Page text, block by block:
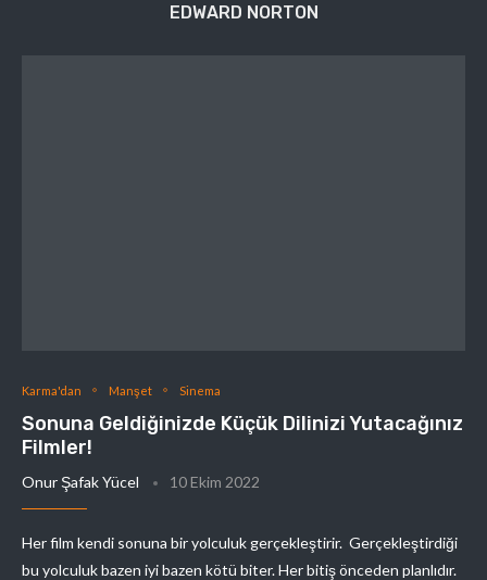
EDWARD NORTON
Karma'dan Manşet Sinema
Sonuna Geldiğinizde Küçük Dilinizi Yutacağınız
Filmler!
Onur Şafak Yücel 10 Ekim 2022
Her film kendi sonuna bir yolculuk gerçekleştirir. Gerçekleştirdiği
bu yolculuk bazen iyi bazen kötü biter. Her bitiş önceden planlıdır.